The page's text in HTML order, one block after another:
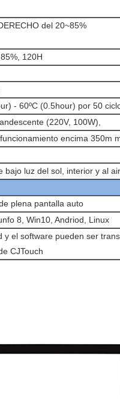
del 20~85%
120H
- 60ºC (0.5hour) por 50
(220V, 100W),
encima 350m
bajo luz del sol, interior y al
plena pantalla auto
8, Win10, Andriod, Linux
y el software pueden ser
CJTouch